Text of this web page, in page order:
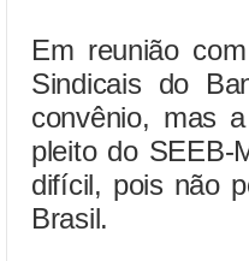
Em reunião
Sindicais do
convênio, mas
pleito do SEEB-
difícil, pois não
Brasil.